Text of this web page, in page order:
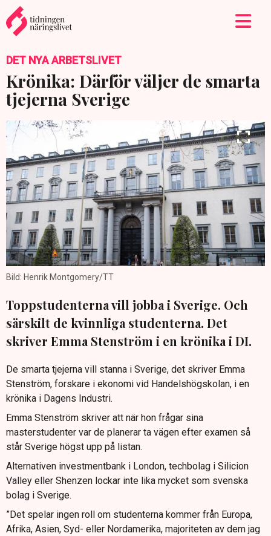
DET NYA ARBETSLIVET
Krönika: Därför väljer de smarta
tjejerna Sverige
Bild: Henrik Montgomery/TT
Toppstudenterna vill jobba i Sverige. Och
särskilt de kvinnliga studenterna. Det
skriver Emma Stenström i en krönika i DI.
De smarta tjejerna vill stanna i Sverige, det skriver Emma
Stenström, forskare i ekonomi vid Handelshögskolan, i en
krönika i Dagens Industri.
Emma Stenström skriver att när hon frågar sina
masterstudenter var de planerar ta vägen efter examen så
står Sverige högst upp på listan.
Alternativen investmentbank i London, techbolag i Silicion
Valley eller Shenzen lockar inte lika mycket som svenska
bolag i Sverige.
”Det spelar ingen roll om studenterna kommer från Europa,
Afrika, Asien, Syd- eller Nordamerika, majoriteten av dem jag